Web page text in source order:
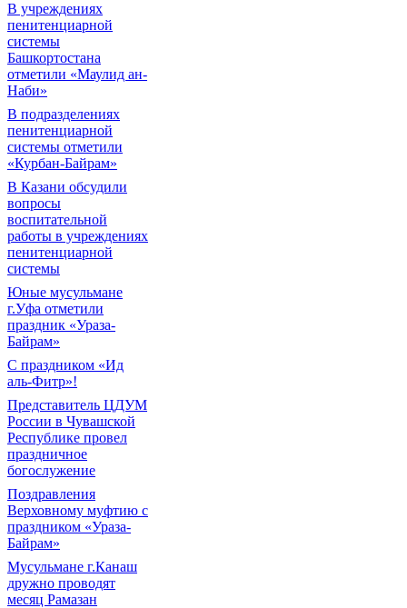
В учреждениях
пенитенциарной
системы
Башкортостана
отметили «Маулид ан-
Наби»
В подразделениях
пенитенциарной
системы отметили
«Курбан-Байрам»
В Казани обсудили
вопросы
воспитательной
работы в учреждениях
пенитенциарной
системы
Юные мусульмане
г.Уфа отметили
праздник «Ураза-
Байрам»
С праздником «Ид
аль-Фитр»!
Представитель ЦДУМ
России в Чувашской
Республике провел
праздничное
богослужение
Поздравления
Верховному муфтию с
праздником «Ураза-
Байрам»
Мусульмане г.Канаш
дружно проводят
месяц Рамазан